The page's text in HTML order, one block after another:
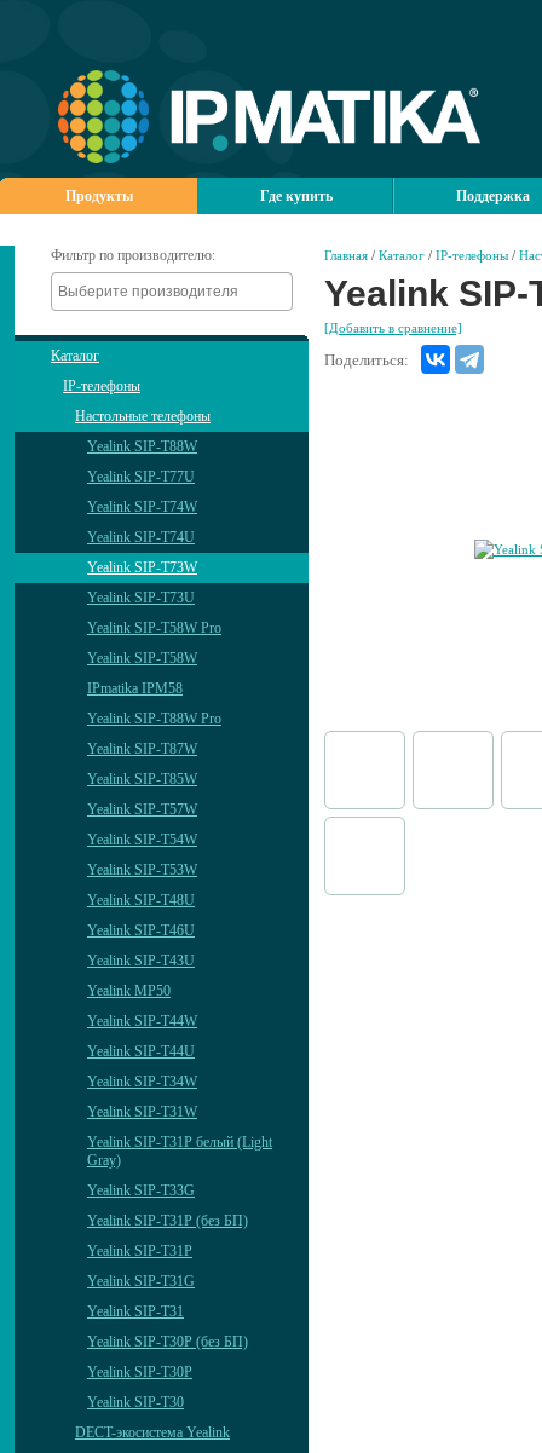
Продукты Где купить Поддержка
Фильтр по производителю:
Каталог
IP-телефоны
Настольные телефоны
Yealink SIP-T88W
Yealink SIP-T77U
Yealink SIP-T74W
Yealink SIP-T74U
Yealink SIP-T73W
Yealink SIP-T73U
Yealink SIP-T58W Pro
Yealink SIP-T58W
IPmatika IPM58
Yealink SIP-T88W Pro
Yealink SIP-T87W
Yealink SIP-T85W
Yealink SIP-T57W
Yealink SIP-T54W
Yealink SIP-T53W
Yealink SIP-T48U
Yealink SIP-T46U
Yealink SIP-T43U
Yealink MP50
Yealink SIP-T44W
Yealink SIP-T44U
Yealink SIP-T34W
Yealink SIP-T31W
Yealink SIP-T31P белый (Light
Gray)
Yealink SIP-T33G
Yealink SIP-T31P (без БП)
Yealink SIP-T31P
Yealink SIP-T31G
Yealink SIP-T31
Yealink SIP-T30P (без БП)
Yealink SIP-T30P
Yealink SIP-T30
DECT-экосистема Yealink
Главная / Каталог / IP-телефоны /
Yealink SIP-
[Добавить в сравнение]
Поделиться: